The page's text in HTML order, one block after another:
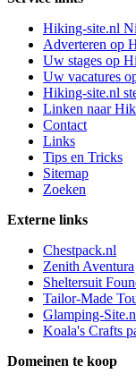
Hiking-site.nl
Adverteren op
Uw stages op
Uw vacatures
Hiking-site.nl
Linken naar
Contact
Links
Tips en Tricks
Sitemap
Zoeken
Externe links
Chestpack.nl
Zenith Aventura
Sheltersuit
Tailor-Made
Glamping-
Koala's Crafts
Domeinen te koop